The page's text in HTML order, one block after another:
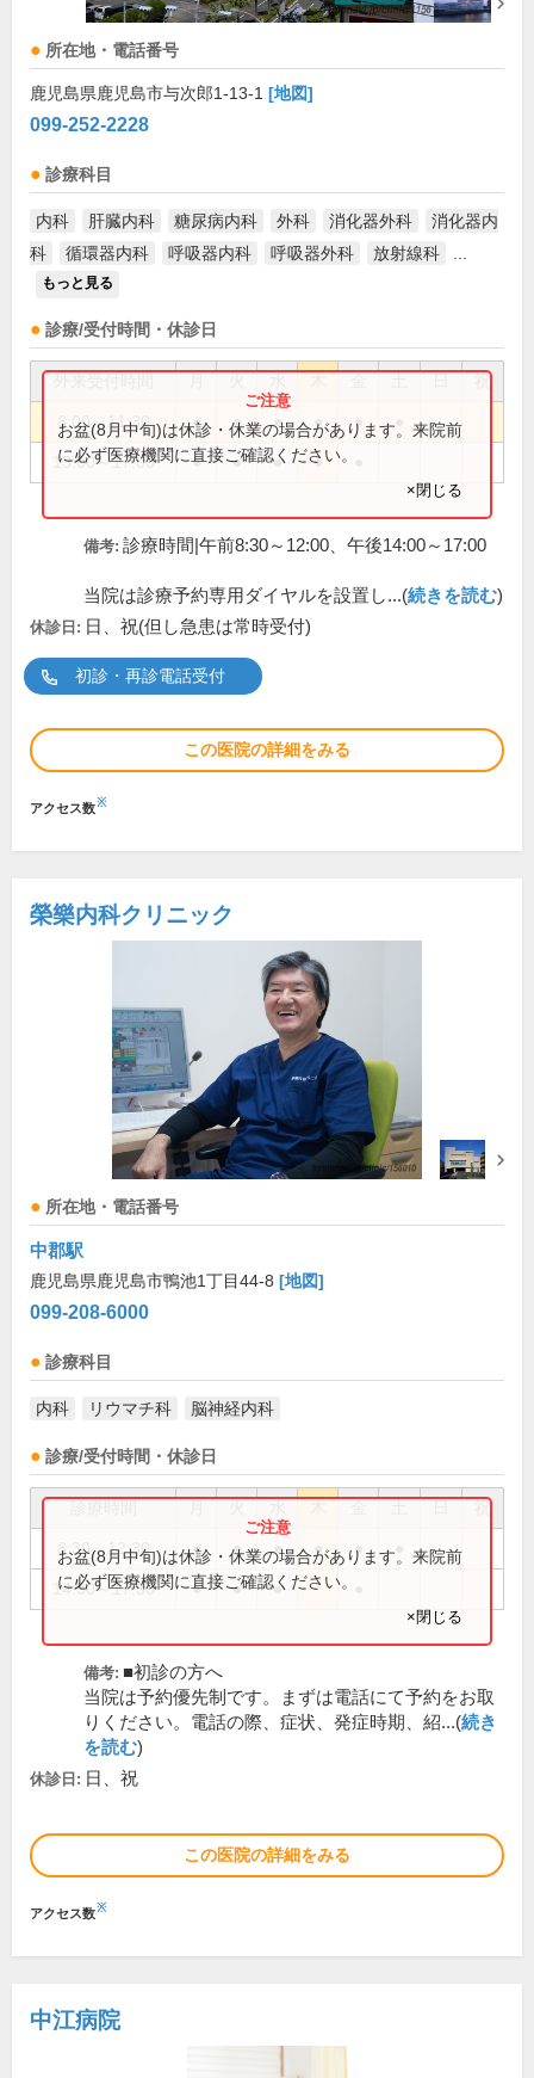
所在地・電話番号
鹿児島県鹿児島市与次郎1-13-1 [地図]
099-252-2228
診療科目
内科 肝臓内科 糖尿病内科 外科 消化器外科
消化器内
科
循環器内科 呼吸器内科 呼吸器外科 放射線科
もっと見る
診療/受付時間・休診日
祝
8:00～11:30 ● ● ● ● ●
13:00～17:00 ● ● ● ●
お盆(8月中旬)は休診・休業の場合があります。来院前
に必ず医療機関に直接ご確認ください。
×閉じる
備考: 診療時間|午前8:30～12:00、午後14:00～17:00
当院は診療予約専用ダイヤルを設置し...(続きを読む)
休診日: 日、祝(但し急患は常時受付)
初診・再診電話受付
この医院の詳細をみる
アクセス数※
榮樂内科クリニック
所在地・電話番号
中郡駅
鹿児島県鹿児島市鴨池1丁目44-8 [地図]
099-208-6000
診療科目
内科 リウマチ科 脳神経内科
診療/受付時間・休診日
祝
8:30～12:30 ● ● ● ● ●
14:30～17:30 ● ● ●
お盆(8月中旬)は休診・休業の場合があります。来院前
に必ず医療機関に直接ご確認ください。
×閉じる
備考: ■初診の方へ
当院は予約優先制です。まずは電話にて予約をお取
りください。電話の際、症状、発症時期、紹...(続き
を読む)
休診日: 日、祝
この医院の詳細をみる
アクセス数※
中江病院